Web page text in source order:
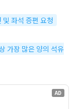
좌석 증편 요청
가장 많은 양의 석유
AD